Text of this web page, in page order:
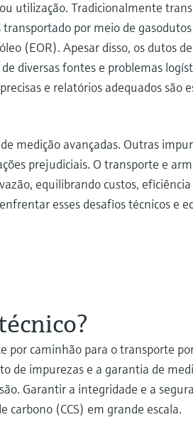
utilização. Tradicionalmente
por meio de
(EOR). Apesar disso, os dutos
diversas fontes e problemas
e relatórios adequados são
medição avançadas. Outras
prejudiciais. O transporte e
equilibrando custos,
esses desafios técnicos e
por caminhão para o transporte
impurezas e a garantia de
Garantir a integridade e a
(CCS) em grande escala.